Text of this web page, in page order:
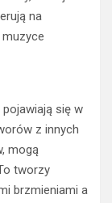
się w
z innych
mogą
tworzy
brzmieniami a